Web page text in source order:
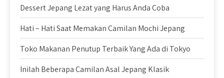
Dessert Jepang Lezat yang Harus Anda Coba
Hati – Hati Saat Memakan Camilan Mochi Jepang
Toko Makanan Penutup Terbaik Yang Ada di Tokyo
Inilah Beberapa Camilan Asal Jepang Klasik